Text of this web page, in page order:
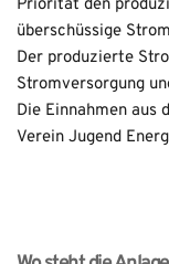
Priorität den
überschüssige
Der produzierte
Stromversorgung
Die Einnahmen aus
Verein Jugend